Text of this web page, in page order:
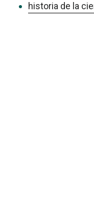
historia de la